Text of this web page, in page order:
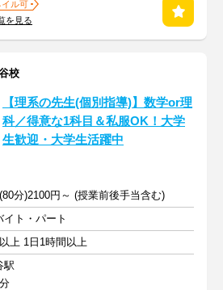
イル可
を見る
校
【理系の先生(個別指導)】数学or理
科／得意な1科目＆私服OK！大学
生歓迎・大学生活躍中
分)2100円～ (授業前後手当含む)
イト・パート
上 1日1時間以上
駅